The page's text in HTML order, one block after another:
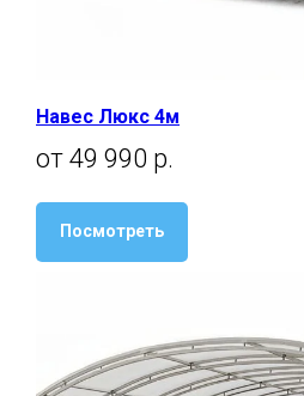
Навес Люкс 4м
от 49 990 р.
Посмотреть